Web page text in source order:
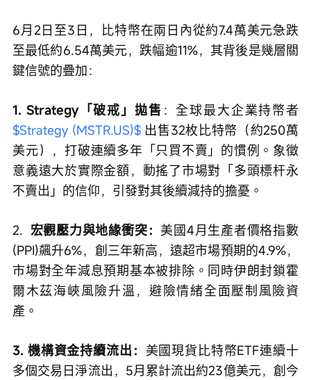
6月2日至3日，比特幣在兩日內從約7.4萬美元急跌
至最低約6.54萬美元，跌幅逾11%，其背後是幾層關
鍵信號的疊加：
1. Strategy「破戒」拋售 ：全球最大企業持幣者
$Strategy (MSTR.US)$ 出售32枚比特幣（約250萬
美元），打破連續多年「只買不賣」的慣例。象徵
意義遠大於實際金額，動搖了市場對「多頭標杆永
不賣出」的信仰，引發對其後續減持的擔憂。
2. 宏觀壓力與地緣衝突： 美國4月生產者價格指數
(PPI)飆升6%，創三年新高，遠超市場預期的4.9%，
市場對全年減息預期基本被排除。同時伊朗封鎖霍
爾木茲海峽風險升溫，避險情緒全面壓制風險資
產。
3. 機構資金持續流出： 美國現貨比特幣ETF連續十
多個交易日淨流出，5月累計流出約23億美元，創今